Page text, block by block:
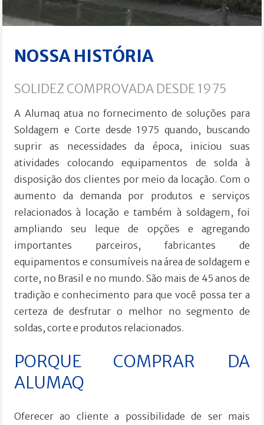
NOSSA HISTÓRIA
SOLIDEZ COMPROVADA DESDE 1975
A Alumaq atua no fornecimento de soluções para
Soldagem e Corte desde 1975 quando, buscando
suprir as necessidades da época, iniciou suas
atividades colocando equipamentos de solda à
disposição dos clientes por meio da locação. Com o
aumento da demanda por produtos e serviços
relacionados à locação e também à soldagem, foi
ampliando seu leque de opções e agregando
importantes parceiros, fabricantes de
equipamentos e consumíveis na área de soldagem e
corte, no Brasil e no mundo. São mais de 45 anos de
tradição e conhecimento para que você possa ter a
certeza de desfrutar o melhor no segmento de
soldas, corte e produtos relacionados.
PORQUE COMPRAR DA
ALUMAQ
Oferecer ao cliente a possibilidade de ser mais